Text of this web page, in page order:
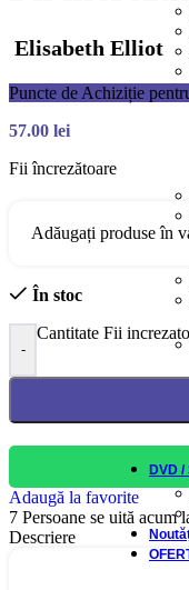
DVD
Elisabeth Elliot
Puncte de Achiziție
57.00 lei
Fii încrezătoare
Adăugați produse în
În stoc
-
Cantitate Fii
Adaugă la favorite
7 Persoane se uită acum
Descriere